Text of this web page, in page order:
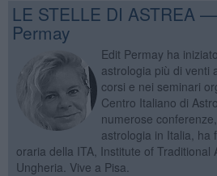
LE STELLE DI ASTREA
Permay
Edit Permay ha
astrologia più di venti
corsi e nei seminari
Centro Italiano di
numerose
astrologia in Italia, ha
oraria della ITA, Institute of Traditional
Ungheria. Vive a Pisa.